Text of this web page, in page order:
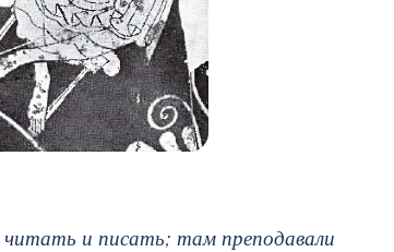
и писать; там преподавали